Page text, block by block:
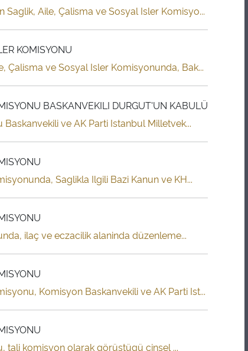
Aile, Çalisma ve Sosyal Isler Komisyo...
KOMISYONU
Çalisma ve Sosyal Isler Komisyonunda, Bak...
BASKANVEKILI DURGUT'UN KABULÜ
ve AK Parti Istanbul Milletvek...
Saglikla Ilgili Bazi Kanun ve KH...
ilaç ve eczacilik alaninda düzenleme...
Komisyon Baskanvekili ve AK Parti Ist...
tali komisyon olarak görüstügü cinsel ...